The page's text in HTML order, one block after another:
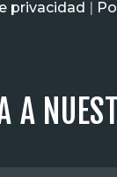
privacidad
A